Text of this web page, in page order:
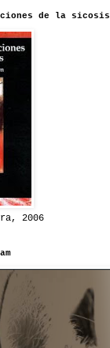
de la sicosis
2006